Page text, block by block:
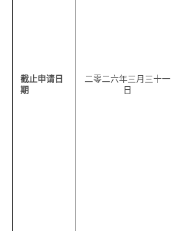
截止申请日
期
二零二六年三月三十一
日